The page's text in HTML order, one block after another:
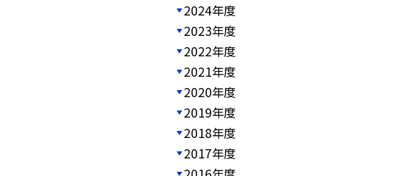
2024年度
2023年度
2022年度
2021年度
2020年度
2019年度
2018年度
2017年度